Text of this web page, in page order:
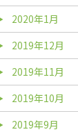
2020年1月
2019年12月
2019年11月
2019年10月
2019年9月